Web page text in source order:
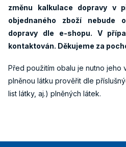
změnu kalkulace dopravy v
objednaného zboží nebude
dopravy dle e-shopu. V
kontaktován. Děkujeme za
Před použitím obalu je nutno jeho
plněnou látku prověřit dle
list látky, aj.) plněných látek.